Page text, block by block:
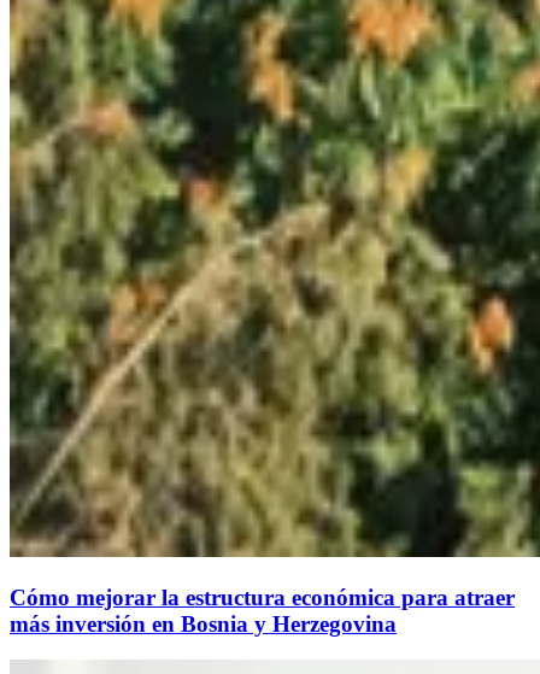
Cómo mejorar la estructura económica para atraer
más inversión en Bosnia y Herzegovina